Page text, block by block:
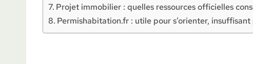
Projet immobilier : quelles ressources officielles
Permishabitation.fr : utile pour s’orienter,